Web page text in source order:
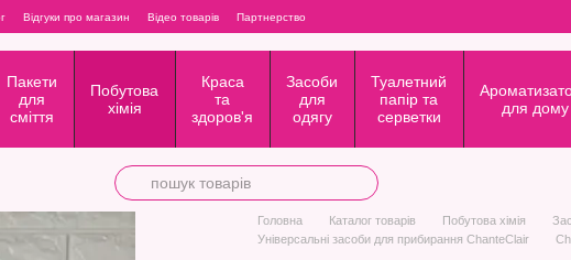
Відгуки про магазин Відео товарів Партнерство
Пакети
для
сміття
Побутова
хімія
Краса
та
здоров'я
Засоби
для
одягу
Туалетний
папір та
серветки
для дому
Головна Каталог товарів Побутова хімія
Універсальні засоби для прибирання ChanteClair